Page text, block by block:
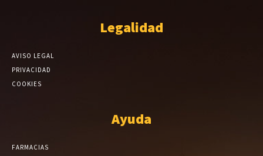
Legalidad
AVISO LEGAL
PRIVACIDAD
COOKIES
Ayuda
FARMACIAS